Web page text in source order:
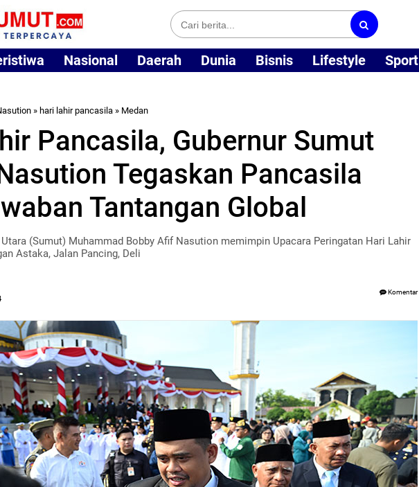
Nasional Daerah Dunia Bisnis Lifestyle Sport
» hari lahir pancasila » Medan
Pancasila, Gubernur Sumut
Tegaskan Pancasila
Tantangan Global
Utara (Sumut) Muhammad Bobby Afif Nasution memimpin Upacara Peringatan Hari Lahir
Astaka, Jalan Pancing, Deli
Komentar